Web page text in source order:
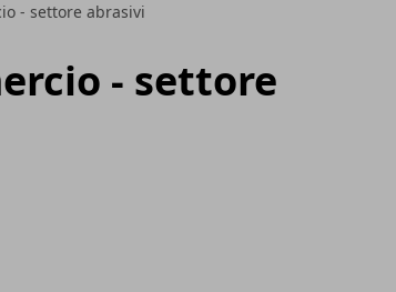
- settore abrasivi
- settore